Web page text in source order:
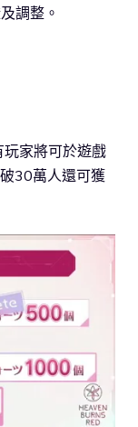
調整。
家將可於遊戲
30萬人還可獲